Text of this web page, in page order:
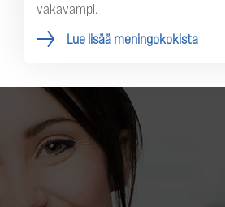
vakavampi.
Lue lisää meningokokista